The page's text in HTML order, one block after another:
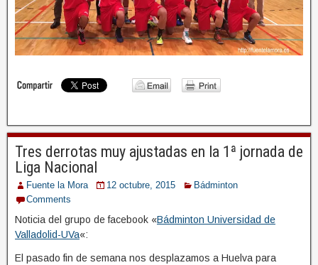
Tres derrotas muy ajustadas en la 1ª jornada de
Liga Nacional
Fuente la Mora 12 octubre, 2015
Bádminton
Comments
Noticia del grupo de facebook «Bádminton Universidad de
Valladolid-UVa«:
El pasado fin de semana nos desplazamos a Huelva para